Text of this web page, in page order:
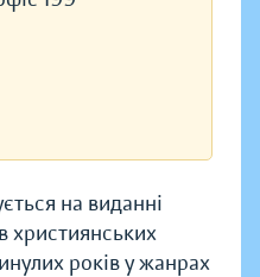
на виданні
християнських
років у жанрах